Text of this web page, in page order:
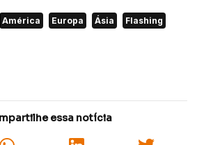
América Europa Ásia Flashing
essa notícia